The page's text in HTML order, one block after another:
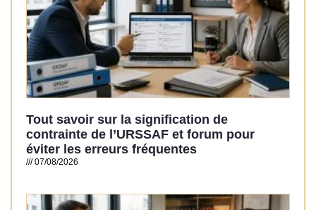
Tout savoir sur la signification de
contrainte de l’URSSAF et forum pour
éviter les erreurs fréquentes
07/08/2026